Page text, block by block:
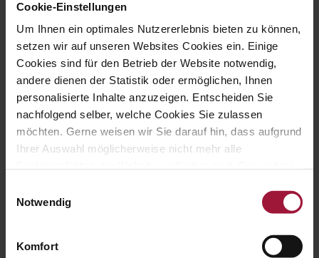
Cookie-Einstellungen
Um Ihnen ein optimales Nutzererlebnis bieten zu können,
setzen wir auf unseren Websites Cookies ein. Einige
Cookies sind für den Betrieb der Website notwendig,
andere dienen der Statistik oder ermöglichen, Ihnen
personalisierte Inhalte anzuzeigen. Entscheiden Sie
nachfolgend selber, welche Cookies Sie zulassen
möchten. Gerne weisen wir Sie darauf hin, dass aufgrund
Ihrer Auswahl möglicherweise nicht mehr alle
Datenschutzerklärung und Cookie Policy.
Notwendig
Komfort
Hauptstraße 80
A-5223 Pfaffstätt
+43 (0) 7742 / 32 08 – 166